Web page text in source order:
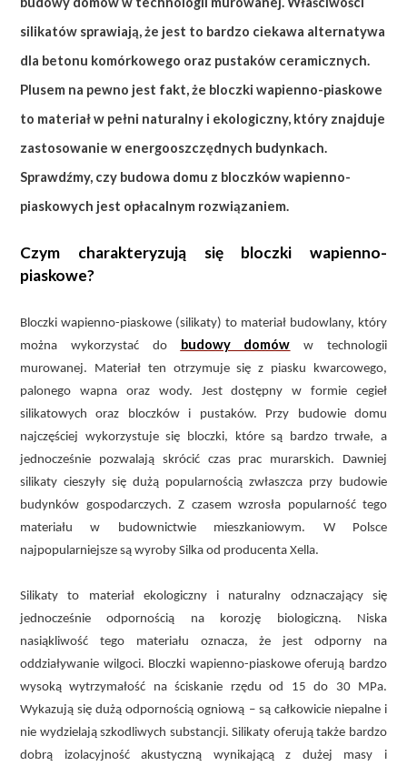
silikatów sprawiają, że jest to bardzo ciekawa alternatywa
dla betonu komórkowego oraz pustaków ceramicznych.
Plusem na pewno jest fakt, że bloczki wapienno-piaskowe
to materiał w pełni naturalny i ekologiczny, który znajduje
zastosowanie w energooszczędnych budynkach.
Sprawdźmy, czy budowa domu z bloczków wapienno-
piaskowych jest opłacalnym rozwiązaniem.
Czym charakteryzują się bloczki wapienno-
piaskowe?
Bloczki wapienno-piaskowe (silikaty) to materiał budowlany, który
można wykorzystać do budowy domów w technologii
murowanej. Materiał ten otrzymuje się z piasku kwarcowego,
palonego wapna oraz wody. Jest dostępny w formie cegieł
silikatowych oraz bloczków i pustaków. Przy budowie domu
najczęściej wykorzystuje się bloczki, które są bardzo trwałe, a
jednocześnie pozwalają skrócić czas prac murarskich. Dawniej
silikaty cieszyły się dużą popularnością zwłaszcza przy budowie
budynków gospodarczych. Z czasem wzrosła popularność tego
materiału w budownictwie mieszkaniowym. W Polsce
najpopularniejsze są wyroby Silka od producenta Xella.
Silikaty to materiał ekologiczny i naturalny odznaczający się
jednocześnie odpornością na korozję biologiczną. Niska
nasiąkliwość tego materiału oznacza, że jest odporny na
oddziaływanie wilgoci. Bloczki wapienno-piaskowe oferują bardzo
wysoką wytrzymałość na ściskanie rzędu od 15 do 30 MPa.
Wykazują się dużą odpornością ogniową – są całkowicie niepalne i
nie wydzielają szkodliwych substancji. Silikaty oferują także bardzo
dobrą izolacyjność akustyczną wynikającą z dużej masy i